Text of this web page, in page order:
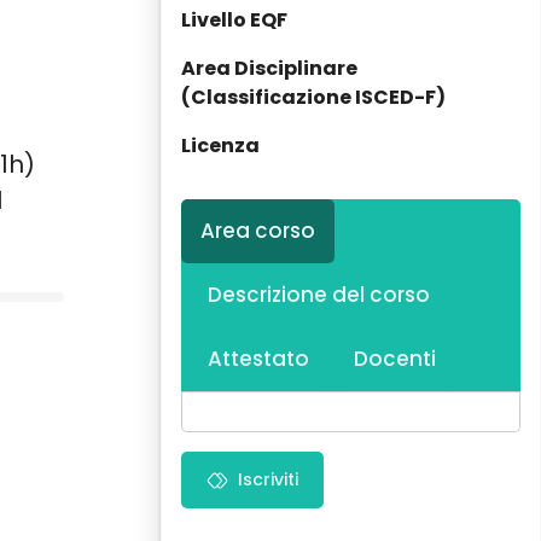
Livello EQF
Area Disciplinare
(Classificazione ISCED-F)
Licenza
Area corso
Descrizione del corso
Attestato Docenti
Iscriviti